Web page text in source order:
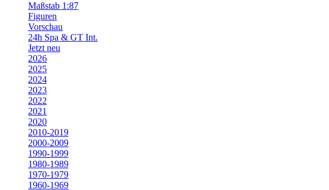
Maßstab 1:87
Figuren
Vorschau
24h Spa & GT Int.
Jetzt neu
2026
2025
2024
2023
2022
2021
2020
2010-2019
2000-2009
1990-1999
1980-1989
1970-1979
1960-1969